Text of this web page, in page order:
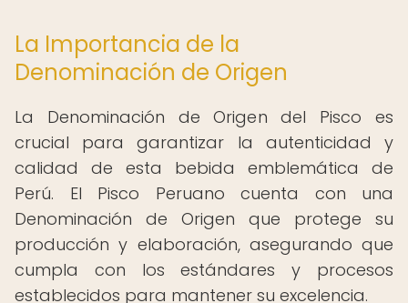
La Importancia de la
Denominación de Origen
La Denominación de Origen del Pisco es
crucial para garantizar la autenticidad y
calidad de esta bebida emblemática de
Perú. El Pisco Peruano cuenta con una
Denominación de Origen que protege su
producción y elaboración, asegurando que
cumpla con los estándares y procesos
establecidos para mantener su excelencia.